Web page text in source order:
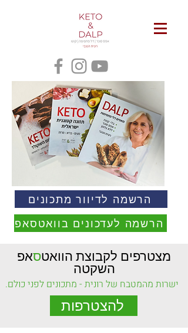
הרשמה לדיוור מתכונים
הרשמה לעדכונים בוואטסאפ
מצטרפים לקבוצת הוואטסאפ
השקטה
ישרות מהמטבח של רונית - מתכונים לפני כולם.
להצטרפות